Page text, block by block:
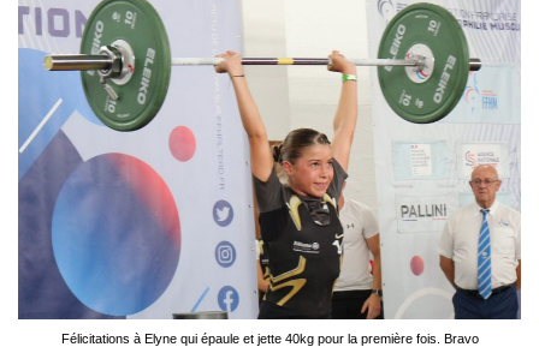
Félicitations à Elyne qui épaule et jette 40kg pour la première fois. Bravo